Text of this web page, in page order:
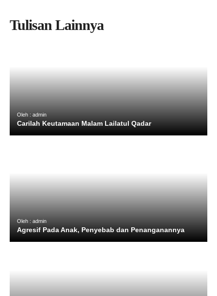
Tulisan Lainnya
Oleh : admin
Carilah Keutamaan Malam Lailatul Qadar
Oleh : admin
Agresif Pada Anak, Penyebab dan Penanganannya